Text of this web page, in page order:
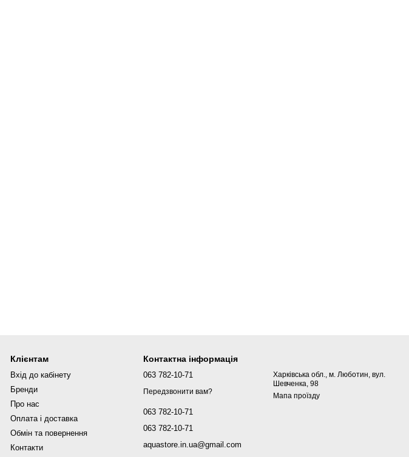
Клієнтам
Вхід до кабінету
Бренди
Про нас
Оплата і доставка
Обмін та повернення
Контакти
Контактна інформація
063 782-10-71
Передзвонити вам?
063 782-10-71
063 782-10-71
aquastore.in.ua@gmail.com
Харківська обл., м. Люботин, вул.
Шевченка, 98
Мапа проїзду